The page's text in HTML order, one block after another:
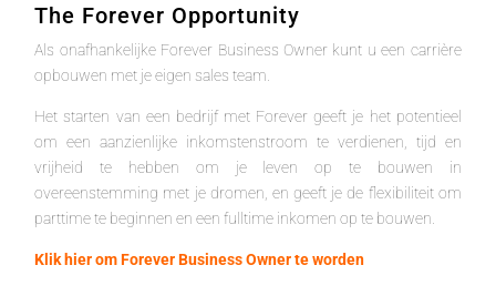
The Forever Opportunity
Als onafhankelijke Forever Business Owner kunt u een carrière
opbouwen met je eigen sales team.
Het starten van een bedrijf met Forever geeft je het potentieel
om een aanzienlijke inkomstenstroom te verdienen, tijd en
vrijheid te hebben om je leven op te bouwen in
overeenstemming met je dromen, en geeft je de flexibiliteit om
parttime te beginnen en een fulltime inkomen op te bouwen.
Klik hier om Forever Business Owner te worden